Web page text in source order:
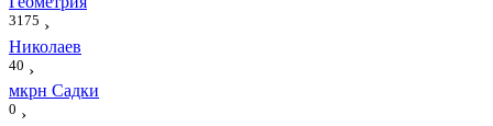
3175 ›
Николаев
40 ›
мкрн Садки
0 ›